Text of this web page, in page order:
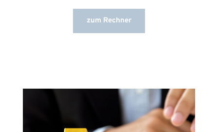
zum Rechner